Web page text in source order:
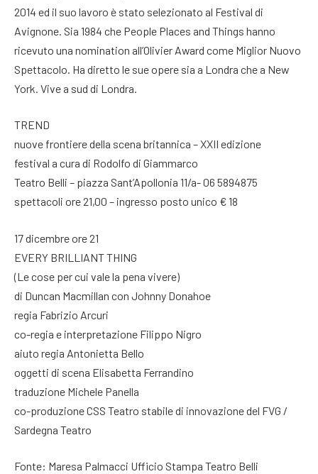
2014 ed il suo lavoro è stato selezionato al Festival di
Avignone. Sia 1984 che People Places and Things hanno
ricevuto una nomination all’Olivier Award come Miglior Nuovo
Spettacolo. Ha diretto le sue opere sia a Londra che a New
York. Vive a sud di Londra.
TREND
nuove frontiere della scena britannica – XXII edizione
festival a cura di Rodolfo di Giammarco
Teatro Belli – piazza Sant’Apollonia 11/a- 06 5894875
spettacoli ore 21,00 – ingresso posto unico € 18
17 dicembre ore 21
EVERY BRILLIANT THING
(Le cose per cui vale la pena vivere)
di Duncan Macmillan con Johnny Donahoe
regia Fabrizio Arcuri
co-regia e interpretazione Filippo Nigro
aiuto regia Antonietta Bello
oggetti di scena Elisabetta Ferrandino
traduzione Michele Panella
co-produzione CSS Teatro stabile di innovazione del FVG /
Sardegna Teatro
Fonte: Maresa Palmacci Ufficio Stampa Teatro Belli